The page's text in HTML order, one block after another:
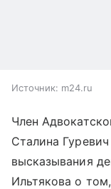
Источник: m24.ru
Член
Сталина
высказывания
Ильтякова о